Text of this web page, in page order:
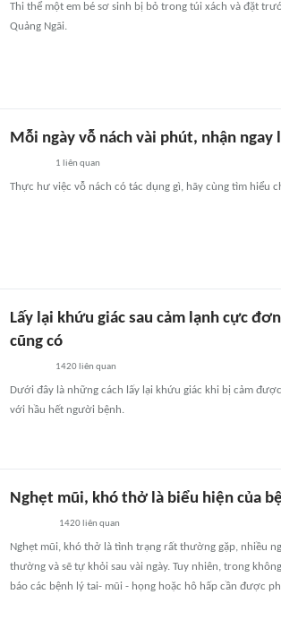
Thi thể một em bé sơ sinh bị bỏ trong túi xách và đặt
Quảng Ngãi.
Mỗi ngày vỗ nách vài phút, nhận
1 liên quan
Thực hư việc vỗ nách có tác dụng gì, hãy cùng tìm hiểu
Lấy lại khứu giác sau cảm lạnh cực
cũng có
1420 liên quan
Dưới đây là những cách lấy lại khứu giác khi bị cảm
với hầu hết người bệnh.
Nghẹt mũi, khó thở là biểu hiện của
1420liên quan
Nghẹt mũi, khó thở là tình trạng rất thường gặp, nhiều
thường và sẽ tự khỏi sau vài ngày. Tuy nhiên, trong
báo các bệnh lý tai- mũi - họng hoặc hô hấp cần được